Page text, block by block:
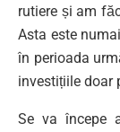
rutiere și am
Asta este
în perioada
investițiile doar
Se va începe